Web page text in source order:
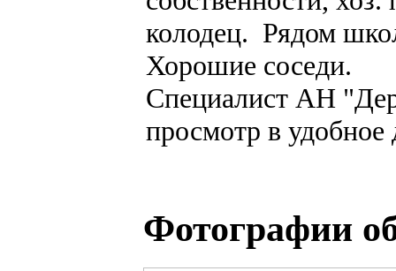
колодец. Рядом
Хорошие соседи.
Специалист АН
просмотр в
Фотографии